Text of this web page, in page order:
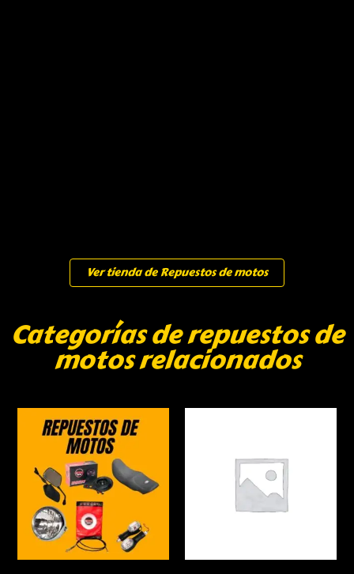
Ver tienda de Repuestos de motos
Categorías de repuestos de
motos relacionados